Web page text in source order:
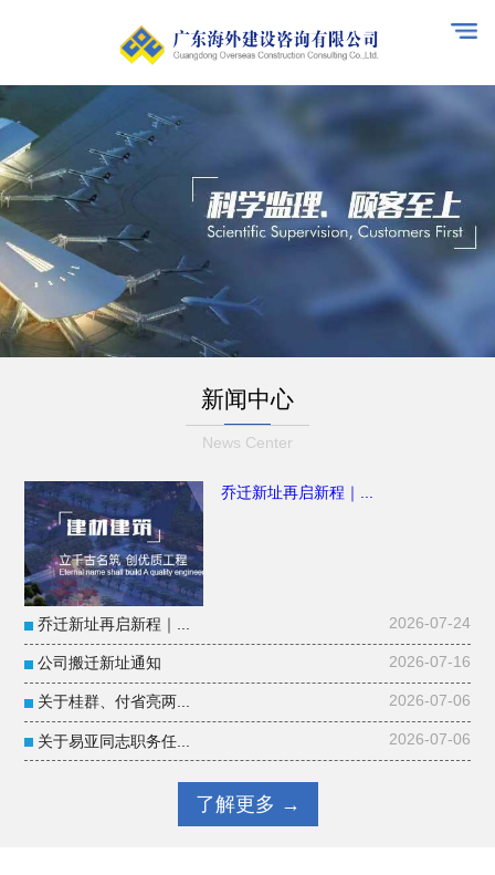
新闻中心
News Center
乔迁新址再启新程｜...
乔迁新址再启新程｜... 2026-07-24
公司搬迁新址通知 2026-07-16
关于桂群、付省亮两... 2026-07-06
关于易亚同志职务任... 2026-07-06
了解更多 →